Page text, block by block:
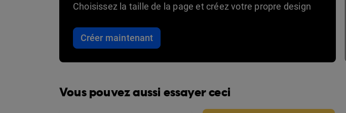
Choisissez la taille de la page et créez votre propre design
Créer maintenant
Vous pouvez aussi essayer ceci